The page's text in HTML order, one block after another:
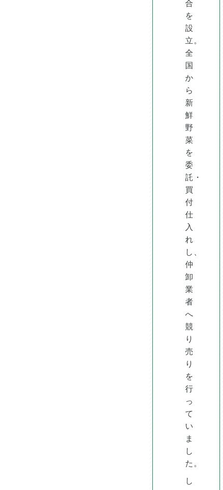
合
を
設
立。
全
国
か
ら
新
鮮
野
菜
を
委
託・
買
付
仕
入
れ
し、
仲
卸
業
者
へ
競
り
売
り
を
行
っ
て
い
ま
し
た。
し